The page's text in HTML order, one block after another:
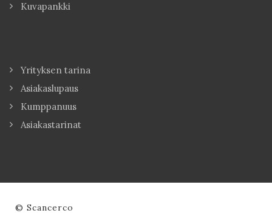
Kuvapankki
Yrityksen tarina
Asiakaslupaus
Kumppanuus
Asiakastarinat
© Scancerco